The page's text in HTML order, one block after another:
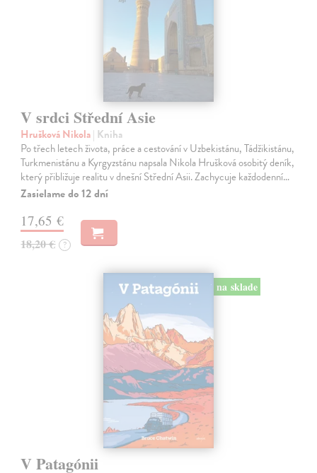
V srdci Střední Asie
Hrušková Nikola| Kniha
Po třech letech života, práce a cestování v Uzbekistánu, Tádžikistánu,
Turkmenistánu a Kyrgyzstánu napsala Nikola Hrušková osobitý deník,
který přibližuje realitu v dnešní Střední Asii. Zachycuje každodenní…
Zasielame do 12 dní
17,65 €
18,20 € ?
na sklade
V Patagónii